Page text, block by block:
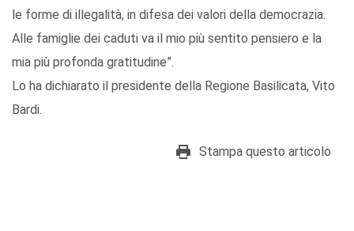
le forme di illegalità, in difesa dei valori della democrazia.
Alle famiglie dei caduti va il mio più sentito pensiero e la
mia più profonda gratitudine”.
Lo ha dichiarato il presidente della Regione Basilicata, Vito
Bardi.
Stampa questo articolo